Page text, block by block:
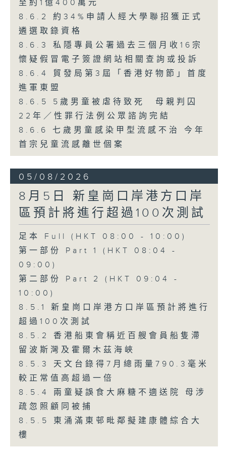
至約1億400萬元
8.6.2 約34%申請人經大學聯招獲正式
遴選取錄資格
8.6.3 私隱專員公署過去三個月收16宗
懷疑假冒電子簽證網站相關查詢或投訴
8.6.4 貿發局第3屆「香港好物節」首度
進軍東盟
8.6.5 5歲男童被虐待致死 母親判囚
22年／性罪行法例公眾諮詢完結
8.6.6 七歲男童感染甲型流感不治 今年
首宗兒童流感離世個案
05/08/2026
8月5日 新皇崗口岸港方口岸
區預計將進行超過100次測試
足本 Full (HKT 08:00 - 10:00)
第一部份 Part 1 (HKT 08:04 -
09:00)
第二部份 Part 2 (HKT 09:04 -
10:00)
8.5.1 新皇崗口岸港方口岸區預計將進行
超過100次測試
8.5.2 香港船東會稱近百艘會員船隻滯
留波斯灣及霍爾木茲海峽
8.5.3 天文台錄得7月總雨量790.3毫米
較正常值高超過一倍
8.5.4 兩童疑誤食大麻糖不適送院 母涉
疏忽照顧同被捕
8.5.5 東涌滿東邨毗鄰擬建康體綜合大
樓